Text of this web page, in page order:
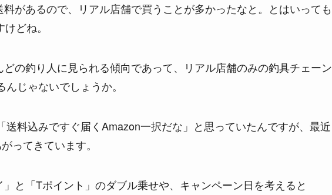
があるので、リアル店舗で買うことが多かったなと。とはいっても
どね。
の釣り人に見られる傾向であって、リアル店舗のみの釣具チェーン
じゃないでしょうか。
送料込みですぐ届くAmazon一択だな」と思っていたんですが、最近
ってきています。
と「Tポイント」のダブル乗せや、キャンペーン日を考えると